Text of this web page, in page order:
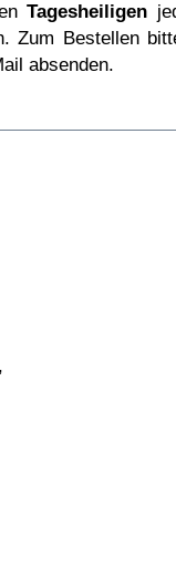
Tagesheiligen
Zum Bestellen
absenden.
,